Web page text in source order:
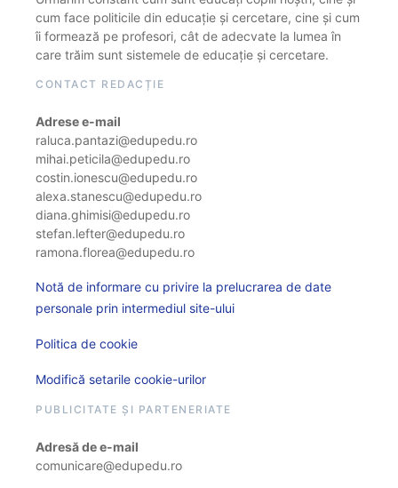
cum face politicile din educație și cercetare, cine și cum
îi formează pe profesori, cât de adecvate la lumea în
care trăim sunt sistemele de educație și cercetare.
CONTACT REDACȚIE
Adrese e-mail
raluca.pantazi@edupedu.ro
mihai.peticila@edupedu.ro
costin.ionescu@edupedu.ro
alexa.stanescu@edupedu.ro
diana.ghimisi@edupedu.ro
stefan.lefter@edupedu.ro
ramona.florea@edupedu.ro
Notă de informare cu privire la prelucrarea de date
personale prin intermediul site-ului
Politica de cookie
Modifică setarile cookie-urilor
PUBLICITATE ȘI PARTENERIATE
Adresă de e-mail
comunicare@edupedu.ro